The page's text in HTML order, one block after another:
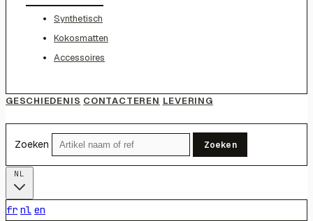
Synthetisch
Kokosmatten
Accessoires
GESCHIEDENIS CONTACTEREN LEVERING
Zoeken Zoeken
fr nl en